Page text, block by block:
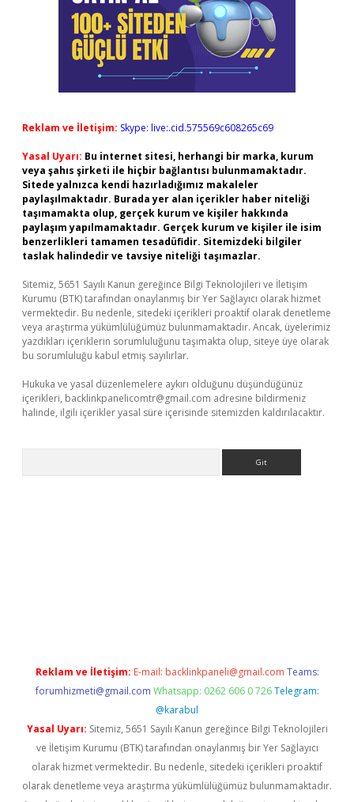
Reklam ve İletişim: Skype: live:.cid.575569c608265c69
Yasal Uyarı: Bu internet sitesi, herhangi bir marka, kurum
veya şahıs şirketi ile hiçbir bağlantısı bulunmamaktadır.
Sitede yalnızca kendi hazırladığımız makaleler
paylaşılmaktadır. Burada yer alan içerikler haber niteliği
taşımamakta olup, gerçek kurum ve kişiler hakkında
paylaşım yapılmamaktadır. Gerçek kurum ve kişiler ile isim
benzerlikleri tamamen tesadüfidir. Sitemizdeki bilgiler
taslak halindedir ve tavsiye niteliği taşımazlar.
Sitemiz, 5651 Sayılı Kanun gereğince Bilgi Teknolojileri ve İletişim
Kurumu (BTK) tarafından onaylanmış bir Yer Sağlayıcı olarak hizmet
vermektedir. Bu nedenle, sitedeki içerikleri proaktif olarak denetleme
veya araştırma yükümlülüğümüz bulunmamaktadır. Ancak, üyelerimiz
yazdıkları içeriklerin sorumluluğunu taşımakta olup, siteye üye olarak
bu sorumluluğu kabul etmiş sayılırlar.
Hukuka ve yasal düzenlemelere aykırı olduğunu düşündüğünüz
içerikleri, backlinkpanelicomtr@gmail.com adresine bildirmeniz
halinde, ilgili içerikler yasal süre içerisinde sitemizden kaldırılacaktır.
Reklam ve İletişim: E-mail: backlinkpaneli@gmail.com Teams:
forumhizmeti@gmail.com Whatsapp: 0262 606 0 726 Telegram:
@karabul
Yasal Uyarı: Sitemiz, 5651 Sayılı Kanun gereğince Bilgi Teknolojileri
ve İletişim Kurumu (BTK) tarafından onaylanmış bir Yer Sağlayıcı
olarak hizmet vermektedir. Bu nedenle, sitedeki içerikleri proaktif
olarak denetleme veya araştırma yükümlülüğümüz bulunmamaktadır.